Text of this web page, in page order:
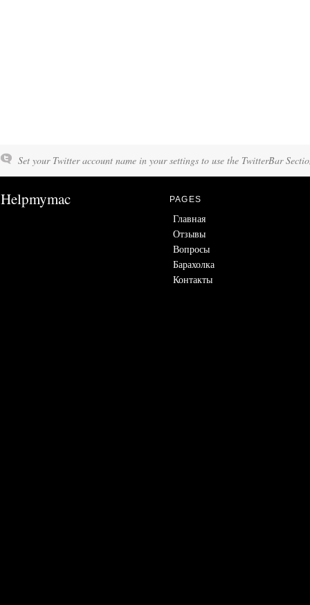
Set your Twitter account name in your settings to use the TwitterBar
Helpmymac PAGES
Главная
Отзывы
Вопросы
Барахолка
Контакты